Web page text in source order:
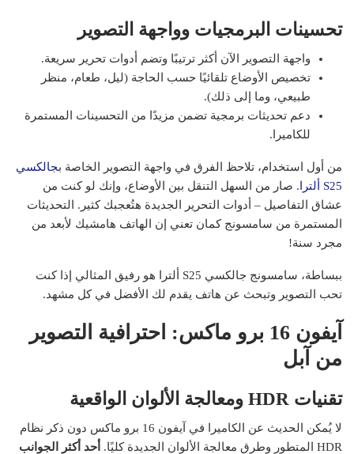
تحسينات البرمجيات وواجهة التصوير
واجهة التصوير الآن أكثر ترتيبًا وتضم أدوات تحرير سريعة.
تخصيص الأوضاع تلقائيًا حسب الحاجة (ليل، طعام، منظر
طبيعي، وما إلى ذلك).
دعم تحديثات برمجية تضمن مزيدًا من التحسينات المستمرة
للكاميرا.
من أول استخدام، تلاحظ الفرق في واجهة التصوير الخاصة بجالكسي
S25 ألترا
. صار من السهل التنقل بين الأوضاع، وإنك لو كنت من
عشاق التفاصيل – أدوات التحرير الجديدة هتُعجبك كثير. التحديثات
المستمرة من سامسونج كمان تعني إن الهاتف هامشيك لأبعد من
مجرد سنة!
ببساطة، سامسونج جالكسي S25 ألترا هو رفيق المثالي إذا كنت
تحب التصوير وتبحث عن هاتف يقدم لك الأفضل في كل مشهد.
آيفون 16 برو ماكس: احترافية التصوير
من آبل
تقنيات HDR ومعالجة الألوان الواقعية
لا يُمكن الحديث عن الكاميرا في آيفون 16 برو ماكس دون ذكر نظام
HDR المتطور وطرق معالجة الألوان الجديدة كليًا.
أحد أكثر الجوانب